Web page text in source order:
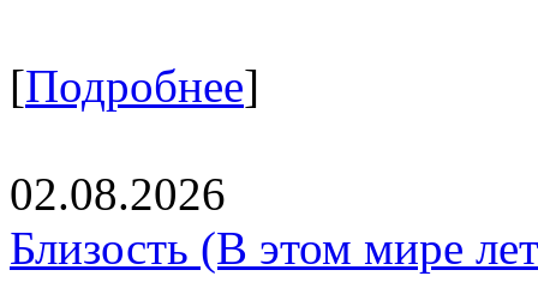
[Подробнее]
02.08.2026
Близость (В этом мире